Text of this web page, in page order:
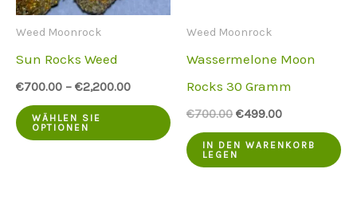
der
Produktseite
ausgewählt
werden
Weed Moonrock
Sun Rocks Weed
€700.00 – €2,200.00
WÄHLEN SIE
OPTIONEN
Dieses
Produkt
Weed Moonrock
Wassermelone Moon
Rocks 30 Gramm
€700.00 Der
Preis
war:
€499.00Der
Preis
IN DEN WARENKORB
LEGEN